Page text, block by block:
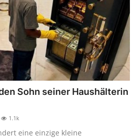
Sohn seiner Haushälterin
1.1k
eine einzige kleine